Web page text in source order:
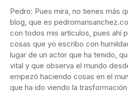
Pedro: Pues mira, no tienes más
blog, que es
con todos mis artículos, pues ahí
cosas que yo escribo con
lugar de un actor que ha tenido,
vital y que observa el mundo
empezó haciendo cosas en el
que ha ido viendo la